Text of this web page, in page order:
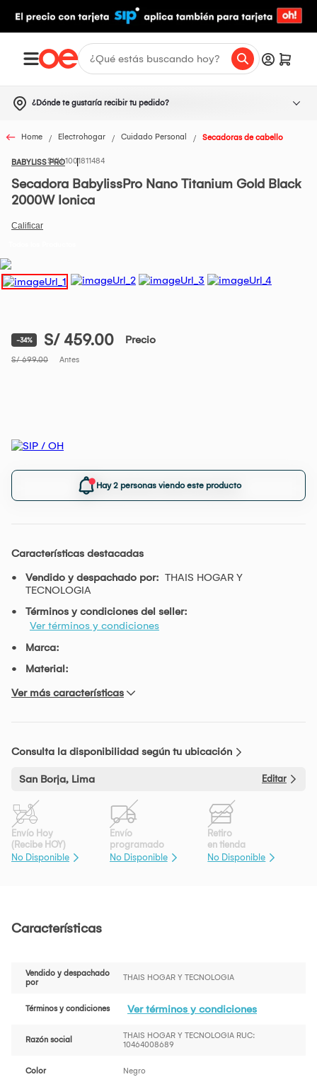
¿Dónde te gustaría recibir tu pedido?
Home Electrohogar Cuidado Personal Secadoras de cabello
BABYLISS PRO1001811484
Secadora BabylissPro Nano Titanium Gold Black
2000W Ionica
-34% S/ 459.00 Precio
S/ 699.00 Antes
Hay 2 personas viendo este producto
Características destacadas
Vendido y despachado por: THAIS HOGAR Y
TECNOLOGIA
Términos y condiciones del seller:
Ver términos y condiciones
Marca:
Material:
Ver más características
Consulta la disponibilidad según tu ubicación
San Borja, Lima Editar
Envío Hoy
(Recibe HOY)
No Disponible
Envío
programado
No Disponible
Retiro
en tienda
No Disponible
Características
Vendido y despachado
por
THAIS HOGAR Y TECNOLOGIA
Términos y condiciones Ver términos y condiciones
Razón social
THAIS HOGAR Y TECNOLOGIA RUC:
10464008689
Color Negro